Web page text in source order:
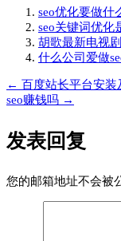
seo优化要做什
seo关键词优化
胡歌最新电视
什么公司爱做
文
导
航
← 百度站长平台安装
seo赚钱吗 →
发表回复
您的邮箱地址不会被